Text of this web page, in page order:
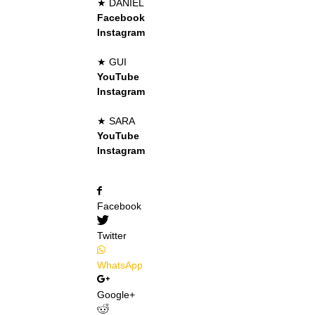
★ DANIEL
Facebook
Instagram
★ GUI
YouTube
Instagram
★ SARA
YouTube
Instagram
Facebook
Twitter
WhatsApp
Google+